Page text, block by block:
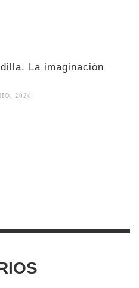
La imaginación
2026